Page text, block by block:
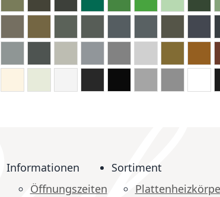
Informationen
Öffnungszeiten
Sortiment